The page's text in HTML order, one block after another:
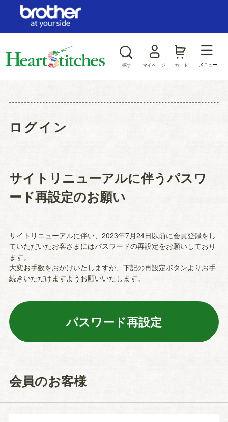
探す マイページ カート メニュー
ログイン
サイトリニューアルに伴うパスワ
ード再設定のお願い
サイトリニューアルに伴い、2023年7月24日以前に会員登録をし
ていただいたお客さまにはパスワードの再設定をお願いしており
ます。
大変お手数をおかけいたしますが、下記の再設定ボタンよりお手
続きいただけますようお願いいたします。
会員のお客様
ログイン/新規会員登録